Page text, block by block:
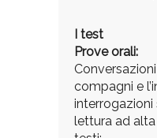
I test
Prove orali:
compagni e
interrogazioni
lettura ad